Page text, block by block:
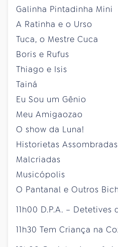
Galinha Pintadinha Mini
A Ratinha e o Urso
Tuca, o Mestre Cuca
Boris e Rufus
Thiago e Isis
Tainá
Eu Sou um Gênio
Meu Amigaozao
O show da Luna!
Historietas
Malcriadas
Musicópolis
O Pantanal e Outros
11h00 D.P.A. – Detetives
11h30 Tem Criança na